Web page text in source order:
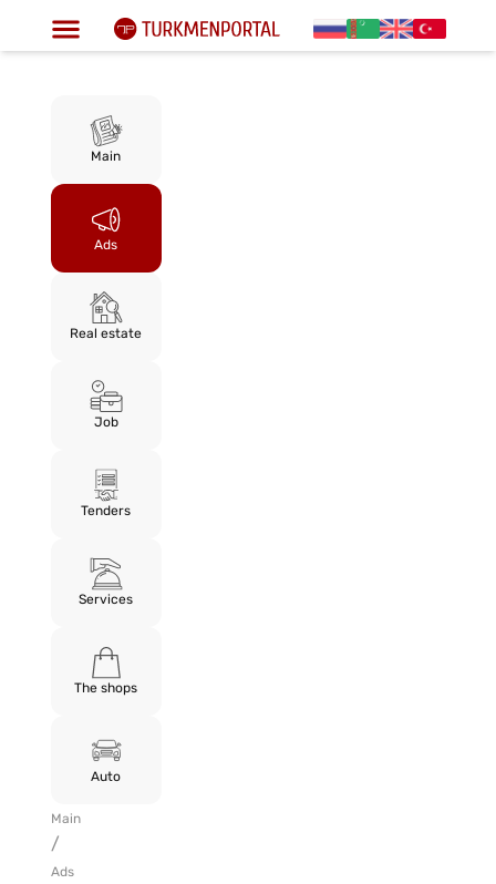
Main
Ads
Real estate
Job
Tenders
Services
The shops
Auto
Main
/
Ads